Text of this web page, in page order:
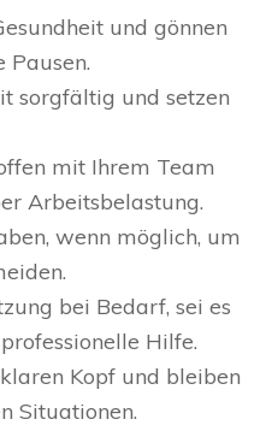
und gönnen
Pausen.
sorgfältig und setzen
mit Ihrem Team
Arbeitsbelastung.
wenn möglich, um
bei Bedarf, sei es
Hilfe.
Kopf und bleiben
Situationen.